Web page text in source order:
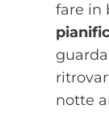
fare in
notte